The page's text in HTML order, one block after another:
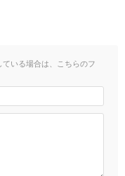
いる場合は、こちらのフ